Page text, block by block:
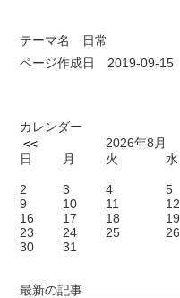
テーマ名
日常
ページ作成日 2019-09-15
カレンダー
<<
2026年8月
日
月 火 水
2
3 4 5
9
10 11 12
16
17 18 19
23
24 25 26
30
31
最新の記事